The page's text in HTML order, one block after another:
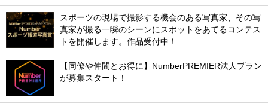
スポーツの現場で撮影する機会のある写真家、その写
真家が撮る一瞬のシーンにスポットをあてるコンテス
トを開催します。作品受付中！
【同僚や仲間とお得に】NumberPREMIER法人プラン
が募集スタート！